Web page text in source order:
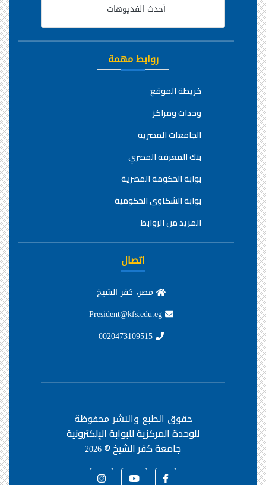
أحدث الفديوهات
روابط مهمة
خريطة الموقع
وحدات ومراكز
الجامعات المصرية
بنك المعرفة المصري
بوابة الحكومة المصرية
بوابة الشكاوي الحكومية
المزيد من الروابط
اتصال
مصر، كفر الشيخ
حقوق الطبع والنشر محفوظة
للوحدة المركزية للبوابة الإلكترونية
جامعة كفر الشيخ ©2026